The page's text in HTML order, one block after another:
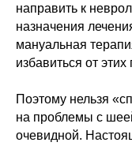
направить к
назначения
мануальная
избавиться от этих
Поэтому нельзя
на проблемы с
очевидной.